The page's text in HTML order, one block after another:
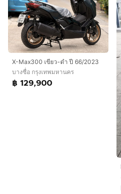
X-Max300 เขียว-ดำ ปี 66/2023
บางซื่อ กรุงเทพมหานคร
฿ 129,900